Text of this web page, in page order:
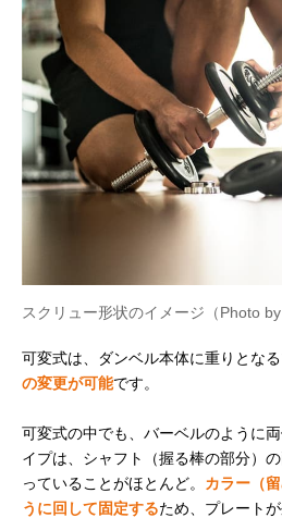
スクリュー形状のイメージ（Photo by
可変式は、ダンベル本体に重りとなる
の変更が可能です。
可変式の中でも、バーベルのように
イプは、シャフト（握る棒の部分）
っていることがほとんど。 カラー（
うに回して固定するため、プレート